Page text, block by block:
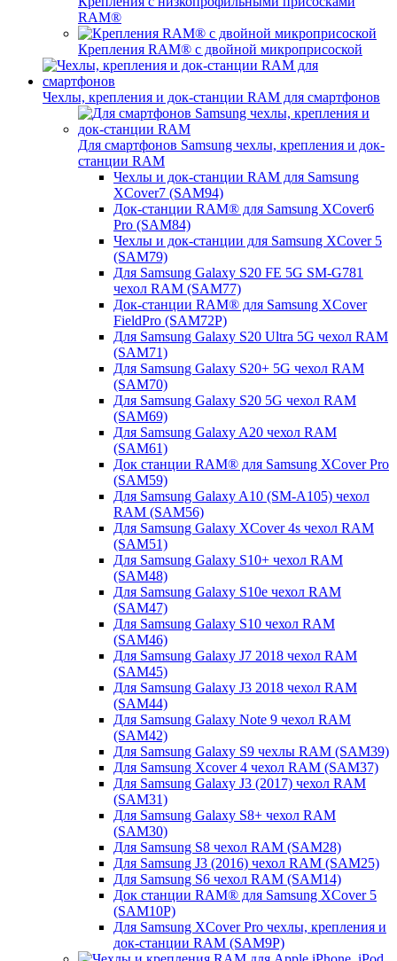
RAM®
Крепления RAM® с двойной микроприсоской
Чехлы, крепления и док-станции RAM для смартфонов
Для смартфонов Samsung чехлы, крепления и док-
станции RAM
Чехлы и док-станции RAM для Samsung
XCover7 (SAM94)
Док-станции RAM® для Samsung XCover6
Pro (SAM84)
Чехлы и док-станции для Samsung XCover 5
(SAM79)
Для Samsung Galaxy S20 FE 5G SM-G781
чехол RAM (SAM77)
Док-станции RAM® для Samsung XCover
FieldPro (SAM72P)
Для Samsung Galaxy S20 Ultra 5G чехол RAM
(SAM71)
Для Samsung Galaxy S20+ 5G чехол RAM
(SAM70)
Для Samsung Galaxy S20 5G чехол RAM
(SAM69)
Для Samsung Galaxy A20 чехол RAM
(SAM61)
Док станции RAM® для Samsung XCover Pro
(SAM59)
Для Samsung Galaxy A10 (SM-A105) чехол
RAM (SAM56)
Для Samsung Galaxy XCover 4s чехол RAM
(SAM51)
Для Samsung Galaxy S10+ чехол RAM
(SAM48)
Для Samsung Galaxy S10e чехол RAM
(SAM47)
Для Samsung Galaxy S10 чехол RAM
(SAM46)
Для Samsung Galaxy J7 2018 чехол RAM
(SAM45)
Для Samsung Galaxy J3 2018 чехол RAM
(SAM44)
Для Samsung Galaxy Note 9 чехол RAM
(SAM42)
Для Samsung Galaxy S9 чехлы RAM (SAM39)
Для Samsung Xcover 4 чехол RAM (SAM37)
Для Samsung Galaxy J3 (2017) чехол RAM
(SAM31)
Для Samsung Galaxy S8+ чехол RAM
(SAM30)
Для Samsung S8 чехол RAM (SAM28)
Для Samsung J3 (2016) чехол RAM (SAM25)
Для Samsung S6 чехол RAM (SAM14)
Док станции RAM® для Samsung XCover 5
(SAM10P)
Для Samsung XCover Pro чехлы, крепления и
док-станции RAM (SAM9P)